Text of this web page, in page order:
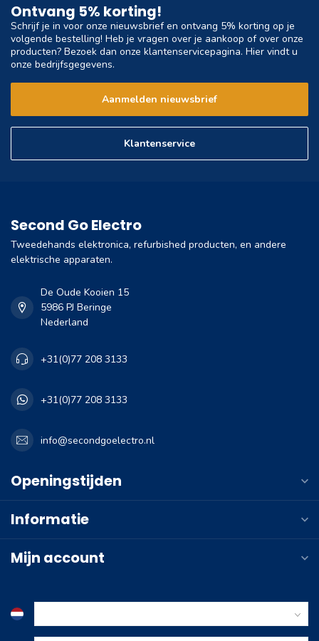
Ontvang 5% korting!
Schrijf je in voor onze nieuwsbrief en ontvang 5% korting op je
volgende bestelling! Heb je vragen over je aankoop of over onze
producten? Bezoek dan onze klantenservicepagina. Hier vindt u
onze bedrijfsgegevens.
Aanmelden nieuwsbrief
Klantenservice
Second Go Electro
Tweedehands elektronica, refurbished producten, en andere
elektrische apparaten.
De Oude Kooien 15
5986 PJ Beringe
Nederland
+31(0)77 208 3133
+31(0)77 208 3133
info@secondgoelectro.nl
Openingstijden
Informatie
Mijn account